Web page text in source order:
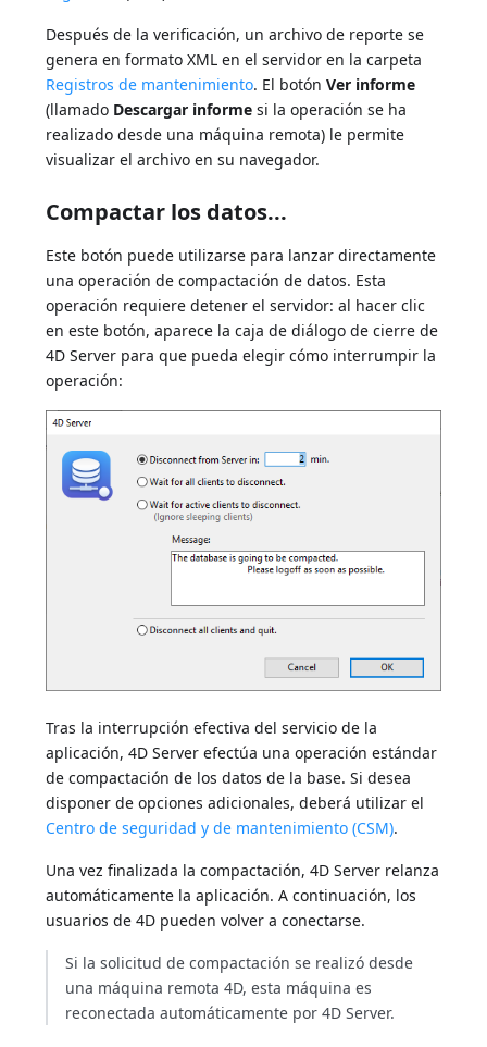
Después de la verificación, un archivo de reporte se
genera en formato XML en el servidor en la carpeta
Registros de mantenimiento. El botónVer informe
(llamado Descargar informe si la operación se ha
realizado desde una máquina remota) le permite
visualizar el archivo en su navegador.
Compactar los datos...
Este botón puede utilizarse para lanzar directamente
una operación de compactación de datos. Esta
operación requiere detener el servidor: al hacer clic
en este botón, aparece la caja de diálogo de cierre de
4D Server para que pueda elegir cómo interrumpir la
operación:
Tras la interrupción efectiva del servicio de la
aplicación, 4D Server efectúa una operación estándar
de compactación de los datos de la base. Si desea
disponer de opciones adicionales, deberá utilizar el
Centro de seguridad y de mantenimiento (CSM).
Una vez finalizada la compactación, 4D Server relanza
automáticamente la aplicación. A continuación, los
usuarios de 4D pueden volver a conectarse.
Si la solicitud de compactación se realizó desde
una máquina remota 4D, esta máquina es
reconectada automáticamente por 4D Server.